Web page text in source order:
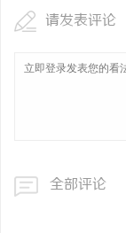
请发表评论
全部评论